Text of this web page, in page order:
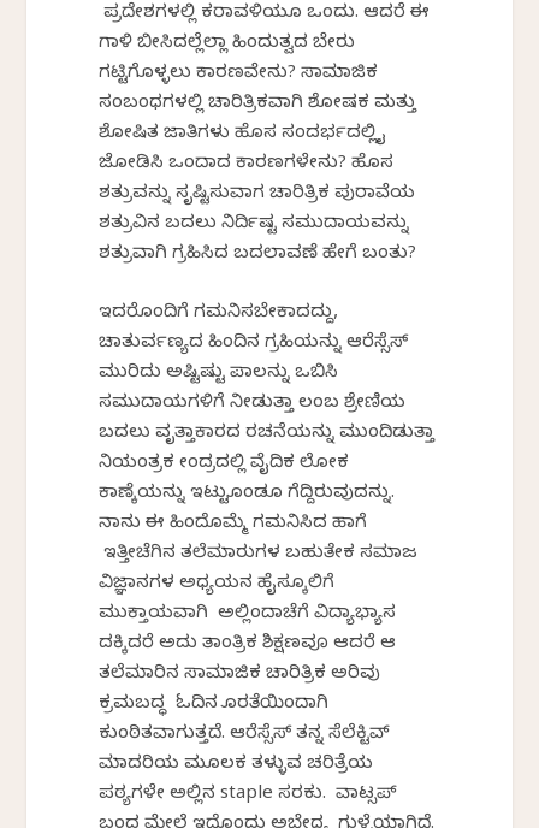
ಪ್ರದೇಶಗಳಲ್ಲಿ ಕರಾವಳಿಯೂ ಒಂದು. ಆದರೆ ಈ
ಗಾಳಿ ಬೀಸಿದಲ್ಲೆಲ್ಲಾ ಹಿಂದುತ್ವದ ಬೇರು
ಗಟ್ಟಿಗೊಳ್ಳಲು ಕಾರಣವೇನು? ಸಾಮಾಜಿಕ
ಸಂಬಂಧಗಳಲ್ಲಿ ಚಾರಿತ್ರಿಕವಾಗಿ ಶೋಷಕ ಮತ್ತು
ಶೋಷಿತ ಜಾತಿಗಳು ಹೊಸ ಸಂದರ್ಭದಲ್ಲಿ ಕೈ
ಜೋಡಿಸಿ ಒಂದಾದ ಕಾರಣಗಳೇನು? ಹೊಸ
ಶತ್ರುವನ್ನು ಸೃಷ್ಟಿಸುವಾಗ ಚಾರಿತ್ರಿಕ ಪುರಾವೆಯ
ಶತ್ರುವಿನ ಬದಲು ನಿರ್ದಿಷ್ಟ ಸಮುದಾಯವನ್ನು
ಶತ್ರುವಾಗಿ ಗ್ರಹಿಸಿದ ಬದಲಾವಣೆ ಹೇಗೆ ಬಂತು?
ಇದರೊಂದಿಗೆ ಗಮನಿಸಬೇಕಾದದ್ದು,
ಚಾತುರ್ವಣ್ಯದ ಹಿಂದಿನ ಗ್ರಹಿಕೆಯನ್ನು ಆರೆಸ್ಸೆಸ್‌
ಮುರಿದು ಅಷ್ಟಿಷ್ಟು ಪಾಲನ್ನು ಒಬಿಸಿ
ಸಮುದಾಯಗಳಿಗೆ ನೀಡುತ್ತಾ ಲಂಬ ಶ್ರೇಣಿಯ
ಬದಲು ವೃತ್ತಾಕಾರದ ರಚನೆಯನ್ನು ಮುಂದಿಡುತ್ತಾ
ನಿಯಂತ್ರಕ ಕೇಂದ್ರದಲ್ಲಿ ವೈದಿಕ ಲೋಕ
ಕಾಣ್ಕೆಯನ್ನು ಇಟ್ಟುಕೊಂಡೂ ಗೆದ್ದಿರುವುದನ್ನು.
ನಾನು ಈ ಹಿಂದೊಮ್ಮೆ ಗಮನಿಸಿದ ಹಾಗೆ
ಇತ್ತೀಚೆಗಿನ ತಲೆಮಾರುಗಳ ಬಹುತೇಕ ಸಮಾಜ
ವಿಜ್ಞಾನಗಳ ಅಧ್ಯಯನ ಹೈಸ್ಕೂಲಿಗೆ
ಮುಕ್ತಾಯವಾಗಿ ಅಲ್ಲಿಂದಾಚೆಗೆ ವಿದ್ಯಾಭ್ಯಾಸ
ದಕ್ಕಿದರೆ ಅದು ತಾಂತ್ರಿಕ ಶಿಕ್ಷಣವೂ ಆದರೆ ಆ
ತಲೆಮಾರಿನ ಸಾಮಾಜಿಕ ಚಾರಿತ್ರಿಕ ಅರಿವು
ಕ್ರಮಬದ್ಧ ಓದಿನ ಕೊರತೆಯಿಂದಾಗಿ
ಕುಂಠಿತವಾಗುತ್ತದೆ. ಆರೆಸ್ಸೆಸ್‌ ತನ್ನ ಸೆಲೆಕ್ಟಿವ್‌
ಮಾದರಿಯ ಮೂಲಕ ತಳ್ಳುವ ಚರಿತ್ರೆಯ
ಪಠ್ಯಗಳೇ ಅಲ್ಲಿನ staple ಸರಕು. ವಾಟ್ಸಪ್‌